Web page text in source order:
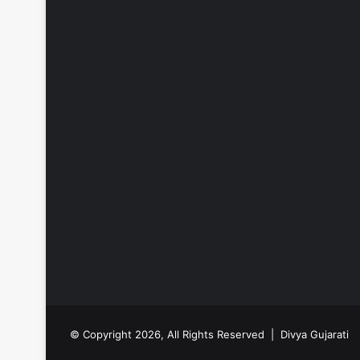
© Copyright 2026, All Rights Reserved | Divya Gujarati